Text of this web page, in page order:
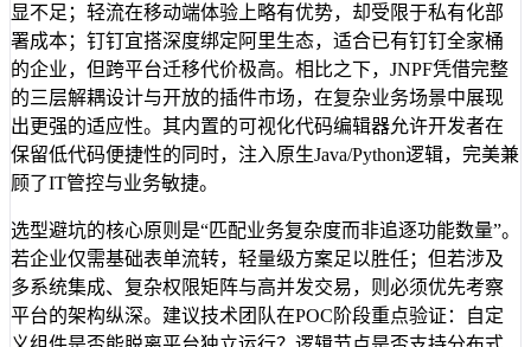
显不足；轻流在移动端体验上略有优势，却受限于私有化部
署成本；钉钉宜搭深度绑定阿里生态，适合已有钉钉全家桶
的企业，但跨平台迁移代价极高。相比之下，JNPF凭借完整
的三层解耦设计与开放的插件市场，在复杂业务场景中展现
出更强的适应性。其内置的可视化代码编辑器允许开发者在
保留低代码便捷性的同时，注入原生Java/Python逻辑，完美兼
顾了IT管控与业务敏捷。
选型避坑的核心原则是“匹配业务复杂度而非追逐功能数量”。
若企业仅需基础表单流转，轻量级方案足以胜任；但若涉及
多系统集成、复杂权限矩阵与高并发交易，则必须优先考察
平台的架构纵深。建议技术团队在POC阶段重点验证：自定